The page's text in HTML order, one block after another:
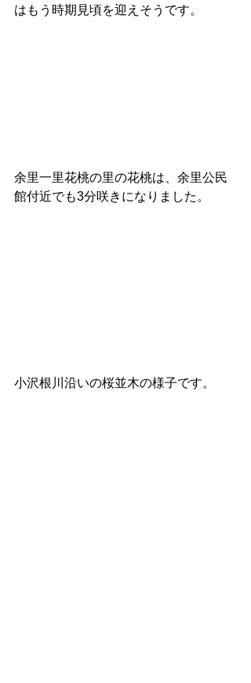
はもう時期見頃を迎えそうです。
余里一里花桃の里の花桃は、余里公民
館付近でも3分咲きになりました。
小沢根川沿いの桜並木の様子です。